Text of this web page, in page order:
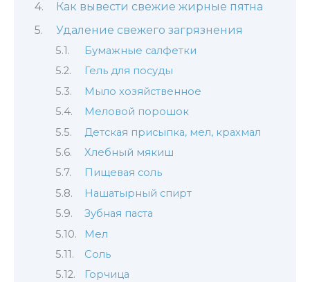
Как вывести свежие жирные пятна
Удаление свежего загрязнения
Бумажные салфетки
Гель для посуды
Мыло хозяйственное
Меловой порошок
Детская присыпка, мел, крахмал
Хлебный мякиш
Пищевая соль
Нашатырный спирт
Зубная паста
Мел
Соль
Горчица